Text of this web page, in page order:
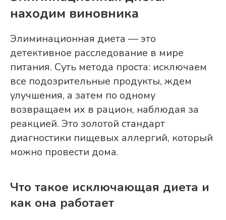
находим виновника
Элиминационная диета — это
детективное расследование в мире
питания. Суть метода проста: исключаем
все подозрительные продукты, ждем
улучшения, а затем по одному
возвращаем их в рацион, наблюдая за
реакцией. Это золотой стандарт
диагностики пищевых аллергий, который
можно провести дома.
Что такое исключающая диета и
как она работает